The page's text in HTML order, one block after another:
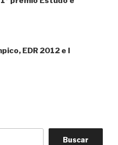
EDR 2012 e I
Buscar